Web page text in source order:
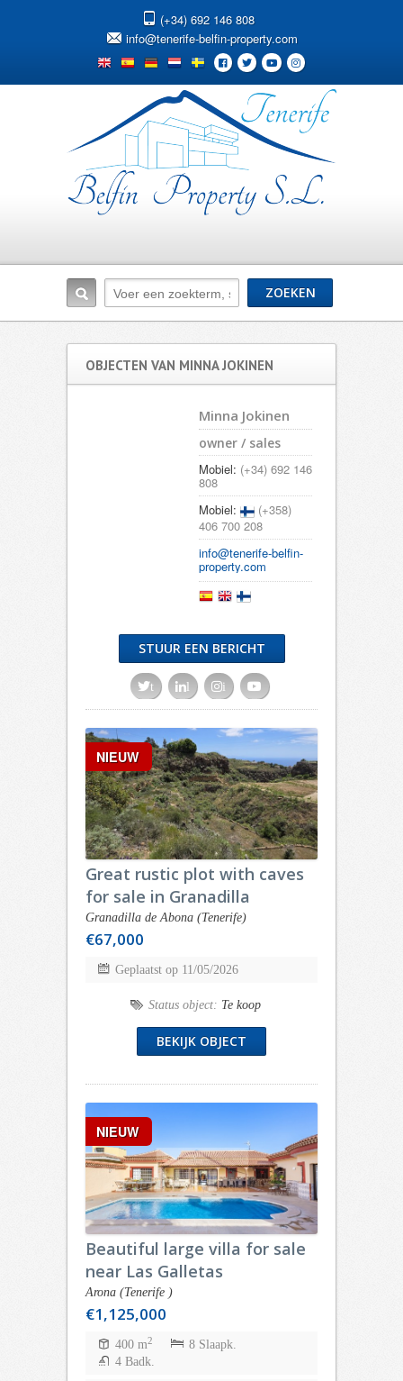
(+34) 692 146 808
info@tenerife-belfin-property.com
OBJECTEN VAN MINNA JOKINEN
Minna Jokinen
owner / sales
Mobiel: (+34) 692 146
808
Mobiel:
(+358)
406 700 208
info@tenerife-belfin-
property.com
STUUR EEN BERICHT
t i
NIEUW
Great rustic plot with caves
for sale in Granadilla
Granadilla de Abona (Tenerife)
€67,000
Geplaatst op 11/05/2026
Status object: Te koop
BEKIJK OBJECT
NIEUW
Beautiful large villa for sale
near Las Galletas
Arona (Tenerife )
€1,125,000
400 m2
8 Slaapk.
4 Badk.